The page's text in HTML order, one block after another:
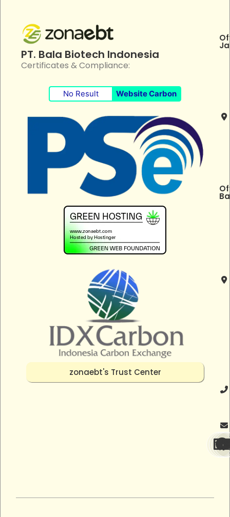
PT. Bala Biotech Indonesia
Certificates & Compliance:
No Result Website Carbon
zonaebt's Trust Center